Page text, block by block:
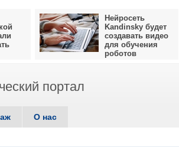
Нейросеть
Kandinsky будет
создавать видео
для обучения
роботов
портал
О нас